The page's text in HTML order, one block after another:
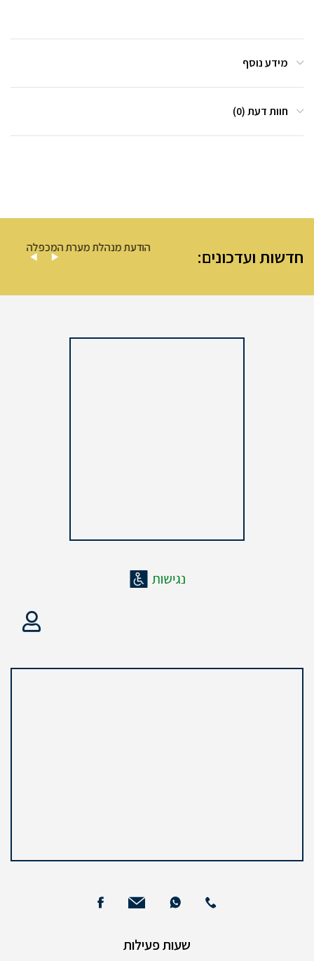
מידע נוסף
חוות דעת (0)
חדשות ועדכונים: הודעת מנהלת מערת המכפלה
שעות פעילות